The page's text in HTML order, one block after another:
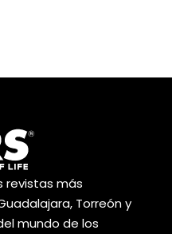
revistas más
Torreón y
mundo de los